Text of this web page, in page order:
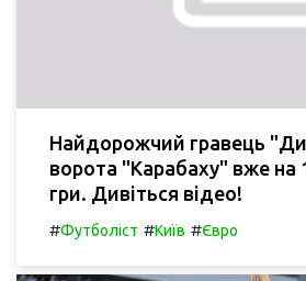
Найдорожчий гравець
ворота "Карабаху" вже на
гри. Дивіться відео!
#Футболіст #Київ #Євро